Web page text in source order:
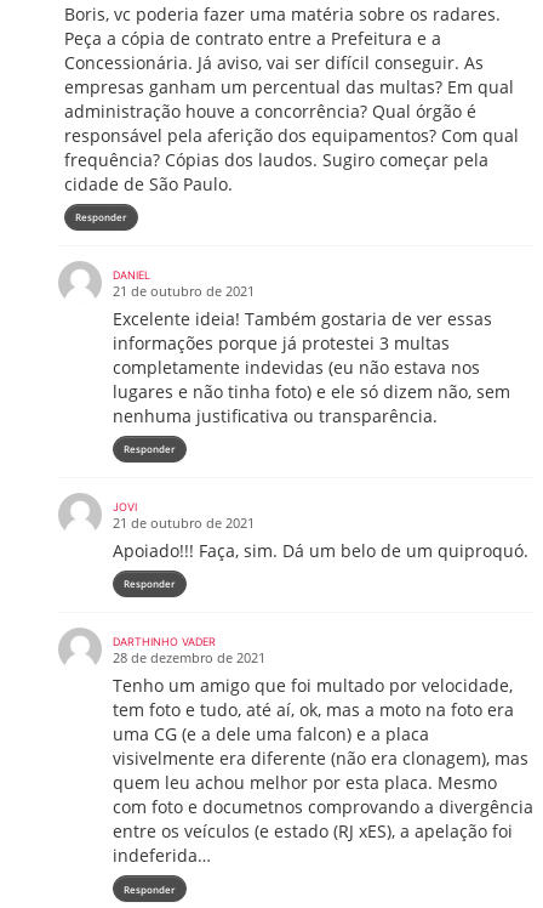
Boris, vc poderia fazer uma matéria sobre os radares.
Peça a cópia de contrato entre a Prefeitura e a
Concessionária. Já aviso, vai ser difícil conseguir. As
empresas ganham um percentual das multas? Em qual
administração houve a concorrência? Qual órgão é
responsável pela aferição dos equipamentos? Com qual
frequência? Cópias dos laudos. Sugiro começar pela
cidade de São Paulo.
Responder
DANIEL
21 de outubro de 2021
Excelente ideia! Também gostaria de ver essas
informações porque já protestei 3 multas
completamente indevidas (eu não estava nos
lugares e não tinha foto) e ele só dizem não, sem
nenhuma justificativa ou transparência.
Responder
JOVI
21 de outubro de 2021
Apoiado!!! Faça, sim. Dá um belo de um quiproquó.
Responder
DARTHINHO VADER
28 de dezembro de 2021
Tenho um amigo que foi multado por velocidade,
tem foto e tudo, até aí, ok, mas a moto na foto era
uma CG (e a dele uma falcon) e a placa
visivelmente era diferente (não era clonagem), mas
quem leu achou melhor por esta placa. Mesmo
com foto e documetnos comprovando a divergência
entre os veículos (e estado (RJ xES), a apelação foi
indeferida…
Responder